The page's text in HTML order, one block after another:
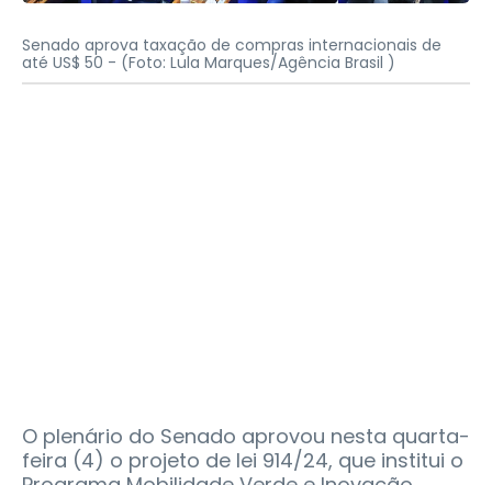
Senado aprova taxação de compras internacionais de
até US$ 50 - (Foto: Lula Marques/Agência Brasil )
O plenário do Senado aprovou nesta quarta-
feira (4) o projeto de lei 914/24, que institui o